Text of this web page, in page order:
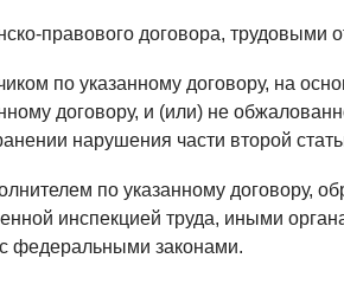
правового договора, трудовыми
по указанному договору, на
договору, и (или) не
нарушения части второй
по указанному договору,
инспекцией труда, иными
федеральными законами.